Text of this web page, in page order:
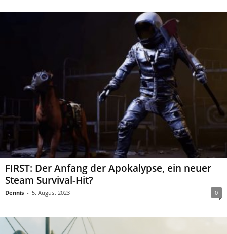
FIRST: Der Anfang der Apokalypse, ein neuer
Steam Survival-Hit?
Dennis - 5. August 2023 0